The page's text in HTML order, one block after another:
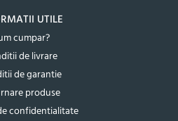
UTILE
cumpar?
de livrare
de garantie
produse
confidentialitate